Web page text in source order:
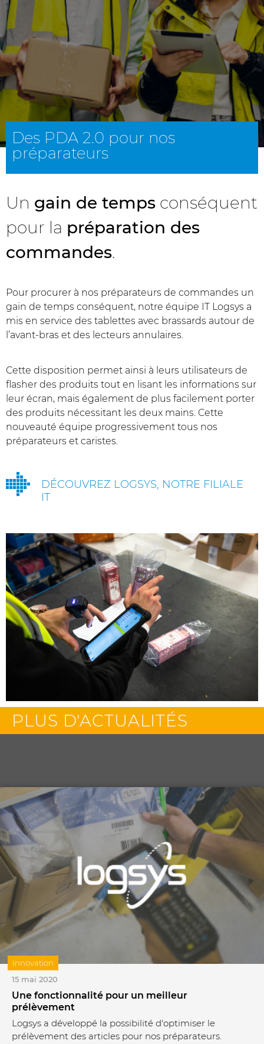
Des PDA 2.0 pour nos
préparateurs
Un gain de temps conséquent
pour la préparation des
commandes.
Pour procurer à nos préparateurs de commandes un
gain de temps conséquent, notre équipe IT Logsys a
mis en service des tablettes avec brassards autour de
l’avant-bras et des lecteurs annulaires.
Cette disposition permet ainsi à leurs utilisateurs de
flasher des produits tout en lisant les informations sur
leur écran, mais également de plus facilement porter
des produits nécessitant les deux mains. Cette
nouveauté équipe progressivement tous nos
préparateurs et caristes.
DÉCOUVREZ LOGSYS, NOTRE FILIALE
IT
PLUS D'ACTUALITÉS
15 mai 2020
Une fonctionnalité pour un meilleur
prélèvement
Logsys a développé la possibilité d'optimiser le
prélèvement des articles pour nos préparateurs.
Innovation